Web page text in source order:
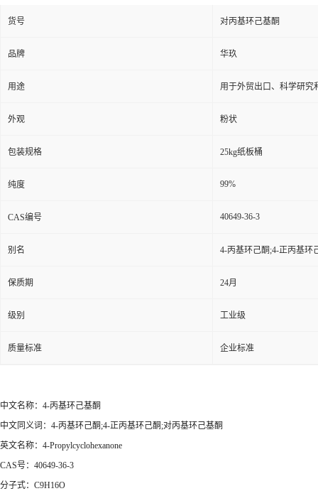
货号 对丙基环己基酮
品牌 华玖
用途 用于外贸出口、科学研究
外观 粉状
包装规格 25kg纸板桶
纯度 99%
CAS编号 40649-36-3
别名 4-丙基环己酮;4-正丙基环
保质期 24月
级别 工业级
质量标准 企业标准
中文名称：4-丙基环己基酮
中文同义词：4-丙基环己酮;4-正丙基环己酮;对丙基环己基酮
英文名称：4-Propylcyclohexanone
CAS号：40649-36-3
分子式：C9H16O